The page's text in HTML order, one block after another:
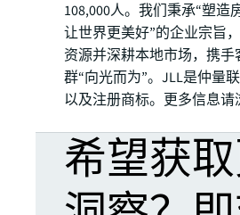
108,000人。我们秉承“塑造
让世界更美好”的企业宗旨
资源并深耕本地市场，携
群“向光而为”。JLL是仲量
以及注册商标。更多信息请
希望获